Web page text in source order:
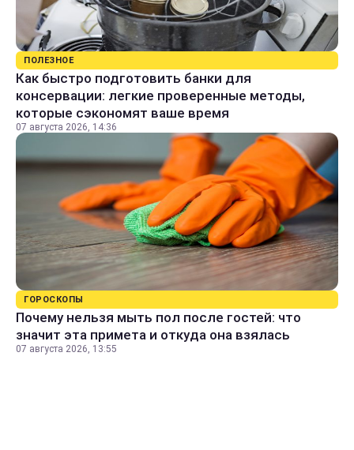
ПОЛЕЗНОЕ
Как быстро подготовить банки для
консервации: легкие проверенные методы,
которые сэкономят ваше время
07 августа 2026, 14:36
ГОРОСКОПЫ
Почему нельзя мыть пол после гостей: что
значит эта примета и откуда она взялась
07 августа 2026, 13:55